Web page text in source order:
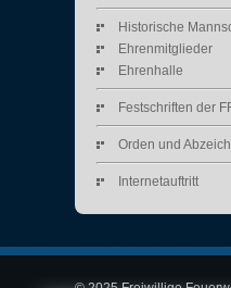
Historische
Ehrenmitglieder
Ehrenhalle
Festschriften der
Orden und
Internetauftritt